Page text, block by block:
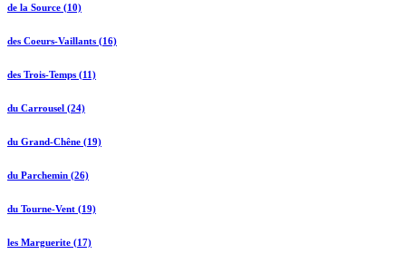
de la Source (10)
des Coeurs-Vaillants (16)
des Trois-Temps (11)
du Carrousel (24)
du Grand-Chêne (19)
du Parchemin (26)
du Tourne-Vent (19)
les Marguerite (17)